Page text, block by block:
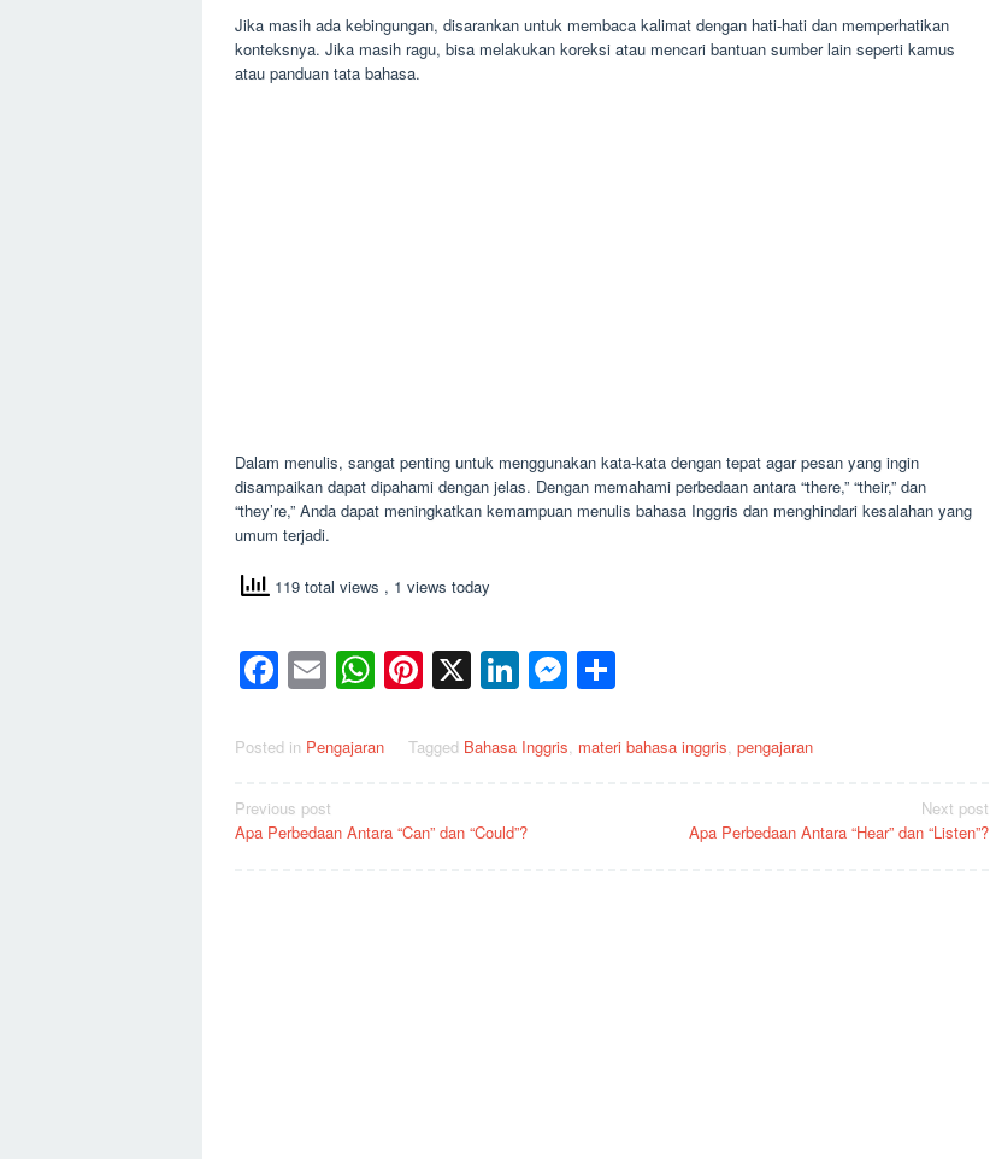
Jika masih ada kebingungan, disarankan untuk membaca kalimat dengan hati-hati dan memperhatikan
konteksnya. Jika masih ragu, bisa melakukan koreksi atau mencari bantuan sumber lain seperti kamus
atau panduan tata bahasa.
Dalam menulis, sangat penting untuk menggunakan kata-kata dengan tepat agar pesan yang ingin
disampaikan dapat dipahami dengan jelas. Dengan memahami perbedaan antara “there,” “their,” dan
“they’re,” Anda dapat meningkatkan kemampuan menulis bahasa Inggris dan menghindari kesalahan yang
umum terjadi.
119 total views , 1 views today
Facebook
EmailWhatsApp
Pinterest
X LinkedIn
Messenger
Share
Posted in Pengajaran Tagged Bahasa Inggris, materi bahasa inggris, pengajaran
Post
navigation
Previous post
Apa Perbedaan Antara “Can” dan “Could”?
Next post
Apa Perbedaan Antara “Hear” dan “Listen”?